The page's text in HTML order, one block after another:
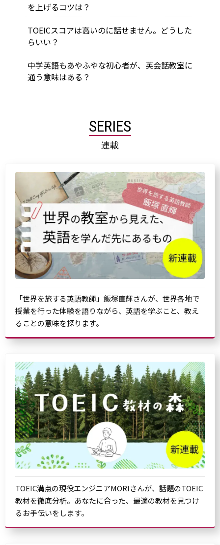
を上げるコツは？
TOEICスコアは高いのに話せません。どうした
らいい？
中学英語もあやふやな初心者が、英会話教室に
通う意味はある？
SERIES
連載
「世界を旅する英語教師」飯塚直輝さんが、世界各地で
授業を行った体験を語りながら、英語を学ぶこと、教え
ることの意味を探ります。
TOEIC満点の現役エンジニアMORIさんが、話題のTOEIC
教材を徹底分析。あなたに合った、最適の教材を見つけ
るお手伝いをします。